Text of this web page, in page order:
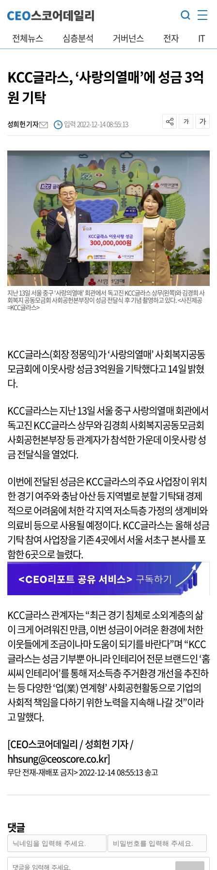
전체뉴스 심층분석 거버넌스 전자 IT
KCC글라스, ‘사랑의열매’에 성금 3억
원 기탁
성희헌 기자 입력 2022-12-14 08:55:13
지난 13일 서울 중구 ‘사랑의열매’ 회관에서 독고진 KCC글라스 상무(왼쪽)와 김경희 사
회복지 공동모금회 사회공헌본부장이 성금 전달식 후 기념 촬영하고 있다. <사진제공
=KCC글라스>
KCC글라스(회장 정몽익)가 ‘사랑의열매’ 사회복지공동
모금회에 이웃사랑 성금 3억원을 기탁했다고 14일 밝혔
다.
KCC글라스는 지난 13일 서울 중구 사랑의열매 회관에서
독고진 KCC글라스 상무와 김경희 사회복지공동모금회
사회공헌본부장 등 관계자가 참석한 가운데 이웃사랑 성
금 전달식을 열었다.
이번에 전달된 성금은 KCC글라스의 주요 사업장이 위치
한 경기 여주와 충남 아산 등 지역별로 분할 기탁돼 경제
적으로 어려움에 처한 각 지역 저소득층 가정의 생계비와
의료비 등으로 사용될 예정이다. KCC글라스는 올해 성금
기탁 참여 사업장을 기존 4곳에서 서울 서초구 본사를 포
함한 6곳으로 늘렸다.
KCC글라스 관계자는 “최근 경기 침체로 소외계층의 삶
이 크게 어려워진 만큼, 이번 성금이 어려운 환경에 처한
이웃들에게 조금이나마 도움이 되기를 바란다”며 “KCC
글라스는 성금 기부뿐 아니라 인테리어 전문 브랜드인 ‘홈
씨씨 인테리어’를 통해 저소득층 주거환경 개선을 추진하
는 등 다양한 ‘업(業) 연계형’ 사회공헌활동으로 기업의
사회적 책임을 다하기 위한 노력을 지속해 나갈 것”이라
고 말했다.
[CEO스코어데일리 / 성희헌 기자 /
hhsung@ceoscore.co.kr]
무단 전재-재배포 금지> 2022-12-14 08:55:13 송고
댓글